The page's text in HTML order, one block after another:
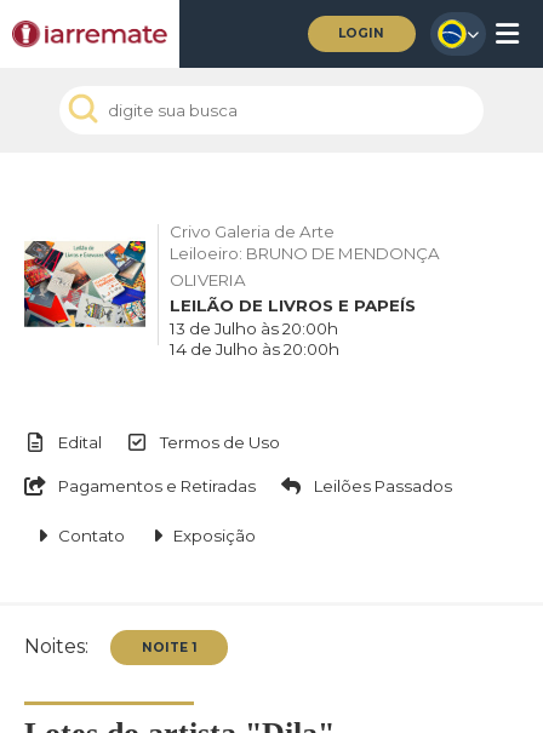
LOGIN
Crivo Galeria de Arte
Leiloeiro: BRUNO DE MENDONÇA
OLIVERIA
LEILÃO DE LIVROS E PAPEÍS
13 de Julho às 20:00h
14 de Julho às 20:00h
Edital Termos de Uso
Pagamentos e Retiradas Leilões Passados
Contato Exposição
Noites: